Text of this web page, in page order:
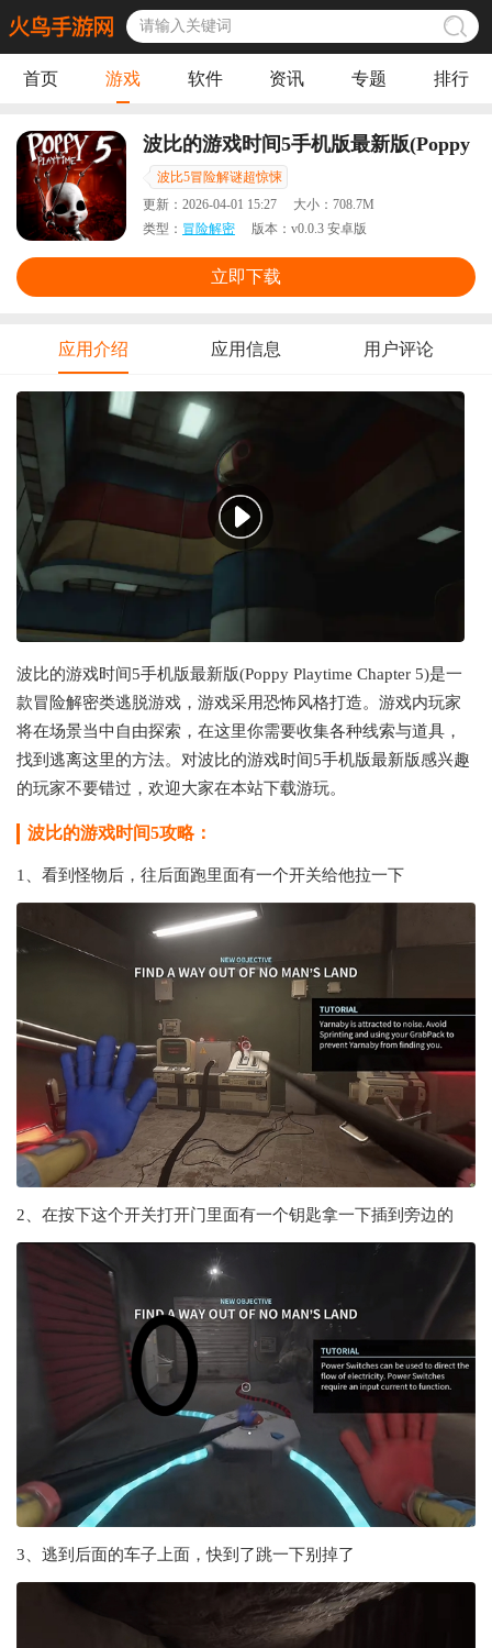
首页 游戏 软件 资讯 专题 排行
波比的游戏时间5手机版最新版(Poppy
Playtime Chapter 5)
波比5冒险解谜超惊悚
更新： 2026-04-01 15:27 大小： 708.7M
类型： 冒险解密 版本： v0.0.3 安卓版
立即下载
应用介绍 应用信息 用户评论
波比的游戏时间5手机版最新版(Poppy Playtime Chapter 5)是一
款冒险解密类逃脱游戏，游戏采用恐怖风格打造。游戏内玩家
将在场景当中自由探索，在这里你需要收集各种线索与道具，
找到逃离这里的方法。对波比的游戏时间5手机版最新版感兴趣
的玩家不要错过，欢迎大家在本站下载游玩。
波比的游戏时间5攻略：
1、看到怪物后，往后面跑里面有一个开关给他拉一下
2、在按下这个开关打开门里面有一个钥匙拿一下插到旁边的
3、逃到后面的车子上面，快到了跳一下别掉了